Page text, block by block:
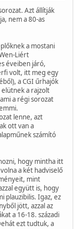
Azt állítják
nem a 80-as
a mostani
Liért
éveiben járó,
volt, itt meg egy
a CGI űrhajók
elütnek a rajzolt
a régi sorozat
lenne, azt
ott van a
számító
hogy mintha itt
a két hadviselő
mint
együtt is, hogy
plauzibilis. Igaz, ez
jött, azzal az
a 16-18. századi
ezt tudtuk, a